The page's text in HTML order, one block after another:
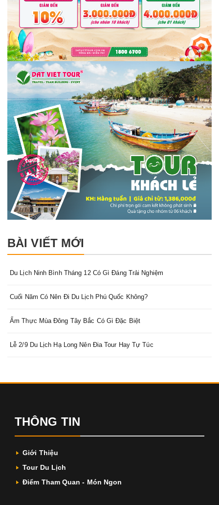
BÀI VIẾT MỚI
Du Lịch Ninh Bình Tháng 12 Có Gì Đáng Trải Nghiệm
Cuối Năm Có Nên Đi Du Lịch Phú Quốc Không?
Ẩm Thực Mùa Đông Tây Bắc Có Gì Đặc Biệt
Lễ 2/9 Du Lịch Hạ Long Nên Đia Tour Hay Tự Túc
THÔNG TIN
Giới Thiệu
Tour Du Lịch
Điểm Tham Quan - Món Ngon